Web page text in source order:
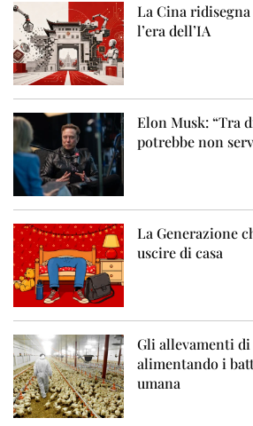
La Cina
l’era dell’IA
Elon Musk: “Tra
potrebbe non
La Generazione
uscire di casa
Gli allevamenti
alimentando i
umana